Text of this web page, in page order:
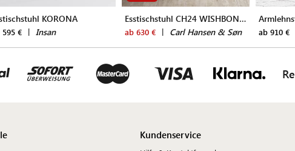
KORONA
595 € | Insan
Esstischstuhl CH24 WISHBONE CHAIR
ab 630 € | Carl Hansen & Søn ab 910 €
Kundenservice